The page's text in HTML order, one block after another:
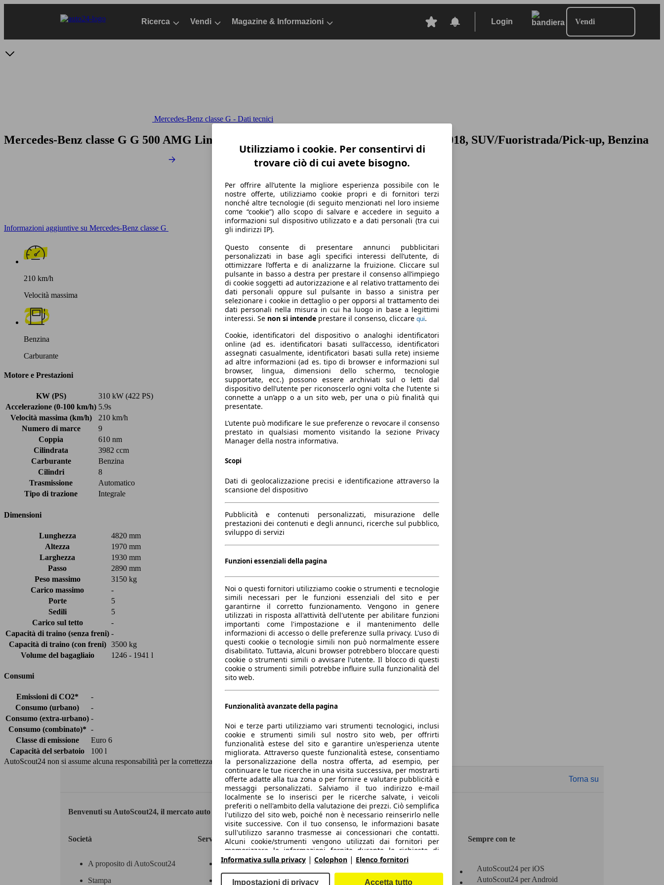
Ricerca Vendi Magazine & Informazioni Login Vendi
Mercedes-Benz classe G - Dati tecnici
Mercedes-Benz classe G G 500 AMG Line 422cv auto Classe G-463 2018 Benzina, Dal 2018, SUV/Fuoristrada/Pick-up, Benzina
Informazioni aggiuntive su Mercedes-Benz classe G
210 km/h
Velocità massima
Benzina
Carburante
Motore e Prestazioni
KW (PS)
310 kW (422 PS)
Accelerazione (0-100 km/h) 5.9s
Velocità massima (km/h)
210 km/h
Numero di marce
9
Coppia
610 nm
Cilindrata
3982 ccm
Carburante
Benzina
Cilindri
8
Trasmissione
Automatico
Tipo di trazione
Integrale
Dimensioni
Lunghezza
4820 mm
Altezza
1970 mm
Larghezza
1930 mm
Passo
2890 mm
Peso massimo
3150 kg
Carico massimo
-
Porte
5
Sedili
5
Carico sul tetto
-
Capacità di traino (senza freni) -
Capacità di traino (con freni)
3500 kg
Volume del bagagliaio
1246 - 1941 l
Consumi
Emissioni di CO2*
-
Consumo (urbano)
-
Consumo (extra-urbano) -
Consumo (combinato)* -
Classe di emissione
Euro 6
Capacità del serbatoio
100 l
AutoScout24 non si assume alcuna responsabilità per la correttezza dei dati.
Torna su
Benvenuti su AutoScout24, il mercato auto europeo.
Società
A proposito di AutoScout24
Stampa
Servizi
Contatti
Marche e modelli
Area rivenditori
Servizi per i dealer
Sempre con te
AutoScout24 per iOS
AutoScout24 per Android
Utilizziamo i cookie. Per consentirvi di
trovare ciò di cui avete bisogno.
Per offrire all’utente la migliore esperienza possibile con le
nostre offerte, utilizziamo cookie propri e di fornitori terzi
nonché altre tecnologie (di seguito menzionati nel loro insieme
come “cookie”) allo scopo di salvare e accedere in seguito a
informazioni sul dispositivo utilizzato e a dati personali (tra cui
gli indirizzi IP).
Questo consente di presentare annunci pubblicitari
personalizzati in base agli specifici interessi dell’utente, di
ottimizzare l’offerta e di analizzarne la fruizione. Cliccare sul
pulsante in basso a destra per prestare il consenso all’impiego
di cookie soggetti ad autorizzazione e al relativo trattamento dei
dati personali oppure sul pulsante in basso a sinistra per
selezionare i cookie in dettaglio o per opporsi al trattamento dei
dati personali nella misura in cui ha luogo in base a legittimi
interessi. Se non si intende prestare il consenso, cliccare qui.
Cookie, identificatori del dispositivo o analoghi identificatori
online (ad es. identificatori basati sull’accesso, identificatori
assegnati casualmente, identificatori basati sulla rete) insieme
ad altre informazioni (ad es. tipo di browser e informazioni sul
browser, lingua, dimensioni dello schermo, tecnologie
supportate, ecc.) possono essere archiviati sul o letti dal
dispositivo dell’utente per riconoscerlo ogni volta che l’utente si
connette a un’app o a un sito web, per una o più finalità qui
presentate.
L’utente può modificare le sue preferenze o revocare il consenso
prestato in qualsiasi momento visitando la sezione Privacy
Manager della nostra informativa.
Scopi
Dati di geolocalizzazione precisi e identificazione attraverso la
scansione del dispositivo
Pubblicità e contenuti personalizzati, misurazione delle
prestazioni dei contenuti e degli annunci, ricerche sul pubblico,
sviluppo di servizi
Funzioni essenziali della pagina
Noi o questi fornitori utilizziamo cookie o strumenti e tecnologie
simili necessari per le funzioni essenziali del sito e per
garantirne il corretto funzionamento. Vengono in genere
utilizzati in risposta all'attività dell'utente per abilitare funzioni
importanti come l'impostazione e il mantenimento delle
informazioni di accesso o delle preferenze sulla privacy. L'uso di
questi cookie o tecnologie simili non può normalmente essere
disabilitato. Tuttavia, alcuni browser potrebbero bloccare questi
cookie o strumenti simili o avvisare l'utente. Il blocco di questi
cookie o strumenti simili potrebbe influire sulla funzionalità del
sito web.
Funzionalità avanzate della pagina
Noi e terze parti utilizziamo vari strumenti tecnologici, inclusi
cookie e strumenti simili sul nostro sito web, per offrirti
funzionalità estese del sito e garantire un'esperienza utente
migliorata. Attraverso queste funzionalità estese, consentiamo
la personalizzazione della nostra offerta, ad esempio, per
continuare le tue ricerche in una visita successiva, per mostrarti
offerte adatte alla tua zona o per fornire e valutare pubblicità e
messaggi personalizzati. Salviamo il tuo indirizzo e-mail
localmente se lo inserisci per le ricerche salvate, i veicoli
preferiti o nell'ambito della valutazione dei prezzi. Ciò semplifica
l'utilizzo del sito web, poiché non è necessario reinserirlo nelle
visite successive. Con il tuo consenso, le informazioni basate
sull'utilizzo saranno trasmesse ai concessionari che contatti.
Alcuni cookie/strumenti vengono utilizzati dai fornitori per
memorizzare le informazioni fornite durante le richieste di
finanziamento per 30 giorni e per riutilizzarle automaticamente
finanziamento. Senza l'utilizzo di tali cookie/strumenti, tali
Informativa sulla privacy | Colophon | Elenco fornitori
Impostazioni di privacy Accetta tutto